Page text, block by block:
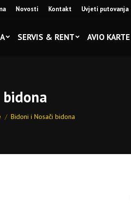
Novosti Kontakt Uvjeti putovanja
SERVIS & RENT AVIO KARTE
Bidoni i Nosači bidona